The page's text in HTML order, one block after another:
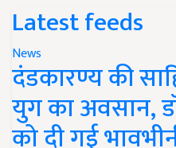
Latest feeds
News
दंडकारण्य की
युग का अवसान,
को दी गई